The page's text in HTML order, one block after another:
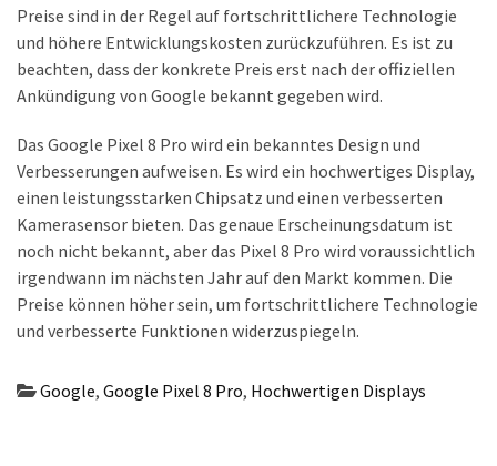
(18)
Preise sind in der Regel auf fortschrittlichere Technologie
und höhere Entwicklungskosten zurückzuführen. Es ist zu
beachten, dass der konkrete Preis erst nach der offiziellen
Ankündigung von Google bekannt gegeben wird.
Das Google Pixel 8 Pro wird ein bekanntes Design und
Verbesserungen aufweisen. Es wird ein hochwertiges Display,
einen leistungsstarken Chipsatz und einen verbesserten
Kamerasensor bieten. Das genaue Erscheinungsdatum ist
noch nicht bekannt, aber das Pixel 8 Pro wird voraussichtlich
irgendwann im nächsten Jahr auf den Markt kommen. Die
Preise können höher sein, um fortschrittlichere Technologie
und verbesserte Funktionen widerzuspiegeln.
Google, Google Pixel 8 Pro, Hochwertigen Displays